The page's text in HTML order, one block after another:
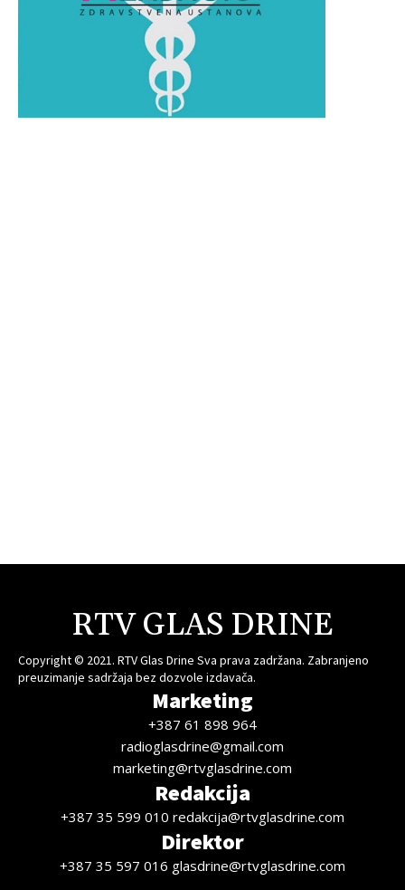
RTV GLAS DRINE
Copyright © 2021. RTV Glas Drine Sva prava zadržana. Zabranjeno
preuzimanje sadržaja bez dozvole izdavača.
Marketing
+387 61 898 964
radioglasdrine@gmail.com
marketing@rtvglasdrine.com
Redakcija
+387 35 599 010 redakcija@rtvglasdrine.com
Direktor
+387 35 597 016 glasdrine@rtvglasdrine.com